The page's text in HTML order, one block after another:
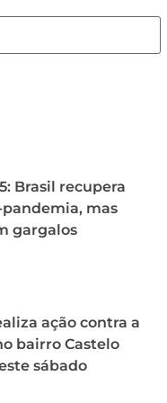
Brasil recupera
mas
gargalos
ação contra a
bairro Castelo
sábado